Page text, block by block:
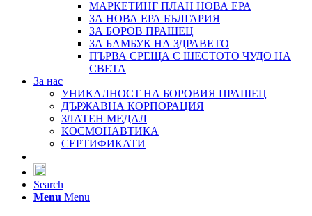
МАРКЕТИНГ ПЛАН НОВА ЕРА
ЗА НОВА ЕРА БЪЛГАРИЯ
ЗА БОРОВ ПРАШЕЦ
ЗА БАМБУК НА ЗДРАВЕТО
ПЪРВА СРЕЩА С ШЕСТОТО ЧУДО НА
СВЕТА
За нас
УНИКАЛНОСТ НА БОРОВИЯ ПРАШЕЦ
ДЪРЖАВНА КОРПОРАЦИЯ
ЗЛАТЕН МЕДАЛ
КОСМОНАВТИКА
СЕРТИФИКАТИ
Search
Menu Menu